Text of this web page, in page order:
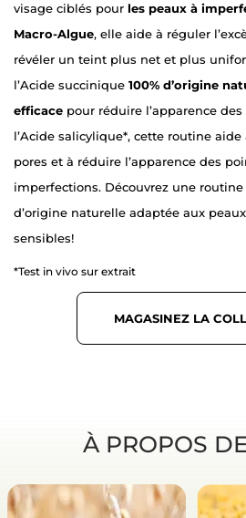
visage ciblés pour les peaux à
Macro-Algue, elle aide à réguler
révéler un teint plus net et plus
l’Acide succinique 100% d’origine
efficace pour réduire l’apparence
l’Acide salicylique*, cette routine
pores et à réduire l’apparence des
imperfections. Découvrez une
d’origine naturelle adaptée aux
sensibles!
*Test in vivo sur extrait
MAGASINEZ LA
À PROPOS